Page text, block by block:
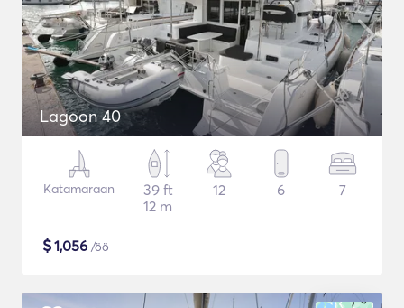
Lagoon 40
Katamaraan
39 ft
12 m
12 6 7
$1,056 /öö